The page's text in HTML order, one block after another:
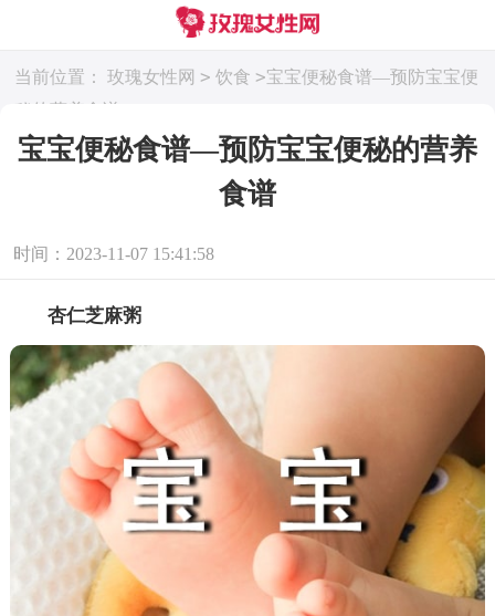
当前位置： 玫瑰女性网 > 饮食 >宝宝便秘食谱—预防宝宝便
秘的营养食谱
宝宝便秘食谱—预防宝宝便秘的营养
食谱
时间：2023-11-07 15:41:58
杏仁芝麻粥